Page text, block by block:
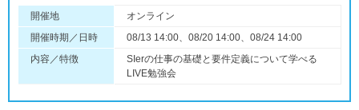
開催地
オンライン
開催時期／日時
08/13 14:00、08/20 14:00、08/24 14:00
内容／特徴
SIerの仕事の基礎と要件定義について学べる
LIVE勉強会